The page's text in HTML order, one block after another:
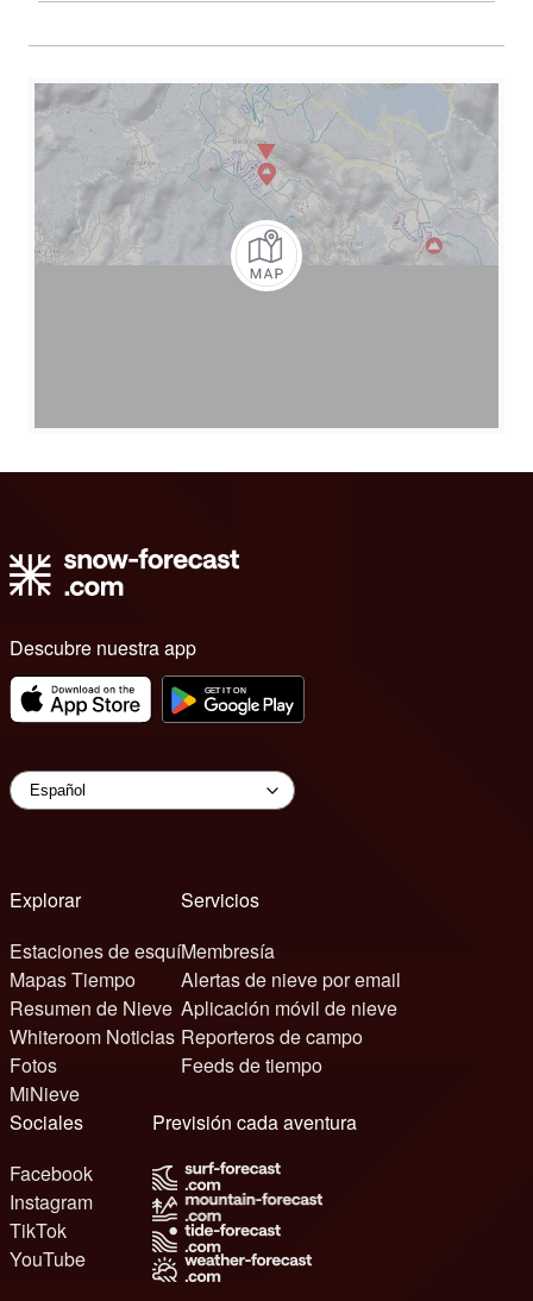
Descubre nuestra app
Explorar
Estaciones de esquí
Mapas Tiempo
Resumen de Nieve
Whiteroom Noticias
Fotos
MiNieve
Servicios
Membresía
Alertas de nieve por email
Aplicación móvil de nieve
Reporteros de campo
Feeds de tiempo
Sociales
Facebook
Instagram
TikTok
YouTube
Previsión cada aventura